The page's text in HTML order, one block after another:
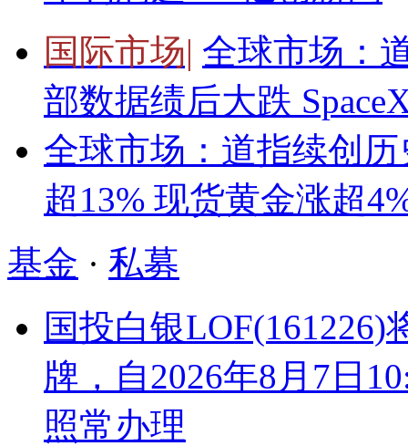
国际市场| 全球市场：
部数据绩后大跌
全球市场：道指续创历
超13% 现货黄金涨超
基金 · 私募
国投白银LOF(161226)
牌，自2026年8月7日
照常办理